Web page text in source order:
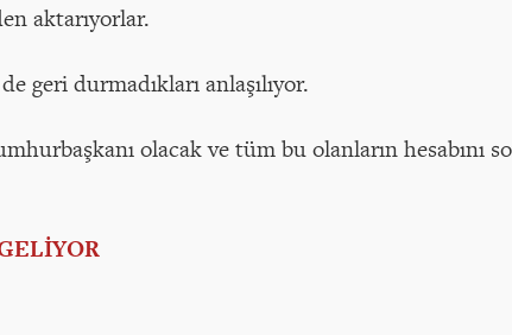
aktarıyorlar.
geri durmadıkları anlaşılıyor.
olacak ve tüm bu olanların hesabını